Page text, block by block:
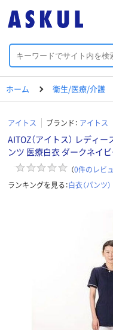
ホーム 衛生/医療/介護
アイトス ブランド： アイトス
AITOZ（アイトス） レディ
ンツ 医療白衣 ダークネイ
（0件のレビ
ランキングを見る：白衣（パンツ）